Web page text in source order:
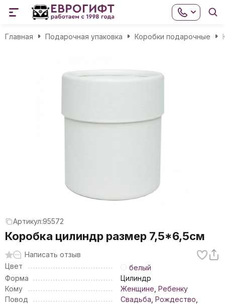
Главная Подарочная упаковка Коробки подарочные
Артикул:95572
Коробка цилиндр размер 7,5*6,5см
Написать отзыв
Цвет
белый
Форма
Цилиндр
Кому
Женщине Ребенку
Повод
Свадьба Рождество